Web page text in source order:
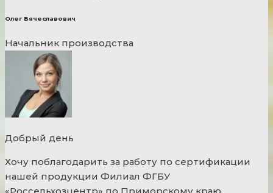
Олег Вячеславович
Начальник производства
Добрый день
Хочу поблагодарить за работу по сертификации
нашей продукции Филиал ФГБУ